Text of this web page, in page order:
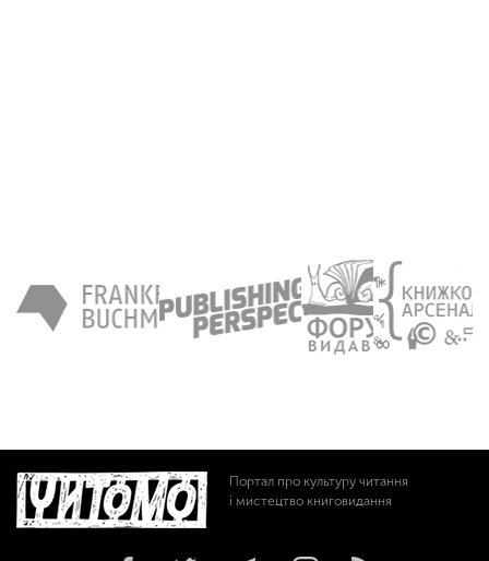
Портал про культуру читання
і мистецтво книговидання